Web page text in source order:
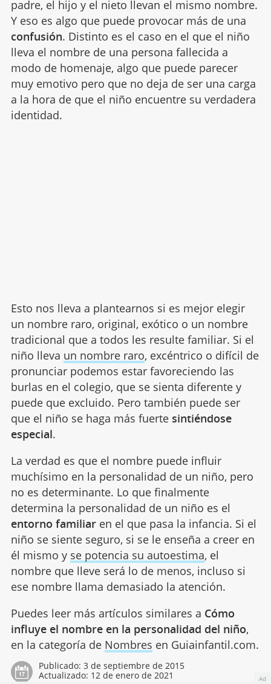
padre, el hijo y el nieto llevan el mismo nombre.
Y eso es algo que puede provocar más de una
confusión. Distinto es el caso en el que el niño
lleva el nombre de una persona fallecida a
modo de homenaje, algo que puede parecer
muy emotivo pero que no deja de ser una carga
a la hora de que el niño encuentre su verdadera
identidad.
Esto nos lleva a plantearnos si es mejor elegir
un nombre raro, original, exótico o un nombre
tradicional que a todos les resulte familiar. Si el
niño lleva un nombre raro, excéntrico o difícil de
pronunciar podemos estar favoreciendo las
burlas en el colegio, que se sienta diferente y
puede que excluido. Pero también puede ser
que el niño se haga más fuerte sintiéndose
especial.
La verdad es que el nombre puede influir
muchísimo en la personalidad de un niño, pero
no es determinante. Lo que finalmente
determina la personalidad de un niño es el
entorno familiaren el que pasa la infancia. Si el
niño se siente seguro, si se le enseña a creer en
él mismo y se potencia su autoestima, el
nombre que lleve será lo de menos, incluso si
ese nombre llama demasiado la atención.
Puedes leer más artículos similares a Cómo
influye el nombre en la personalidad del niño,
en la categoría de Nombres en Guiainfantil.com.
Publicado: 3 de septiembre de 2015
Actualizado: 12 de enero de 2021 Ad